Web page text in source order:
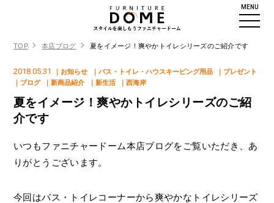
MENU
TOP 本店ブログ 夏をイメージ！爽やかトイレシリーズのご紹介です
2018.05.31 ｜お知らせ ｜バス・トイレ・ハウスキーピング用品
｜プレゼント
｜ブログ
｜新商品紹介 ｜新生活 ｜西海岸
夏をイメージ！爽やかトイレシリーズのご紹
介です
いつもファニチャードーム本店ブログをご覧いただき、あ
りがとうございます。
今回はバス・トイレコーナーから爽やかなトイレシリーズ